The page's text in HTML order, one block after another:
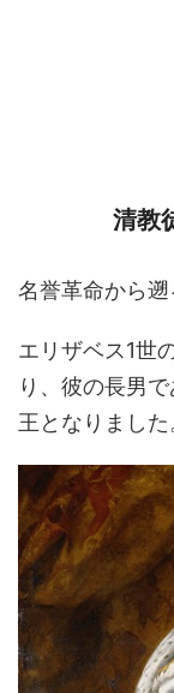
清教
名誉革命から遡
エリザベス1世
り、彼の長男
王となりました